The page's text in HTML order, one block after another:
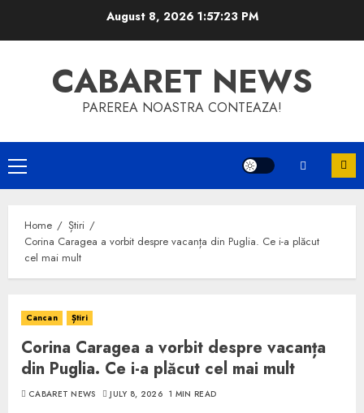
August 8, 2026 1:57:23 PM
CABARET NEWS
PAREREA NOASTRA CONTEAZA!
Primary
Menu
Home
Știri
Corina Caragea a vorbit despre vacanța din Puglia. Ce i-a plăcut
cel mai mult
Cancan Știri
Corina Caragea a vorbit despre vacanța
din Puglia. Ce i-a plăcut cel mai mult
CABARET NEWS JULY 8, 2026 1 MIN READ